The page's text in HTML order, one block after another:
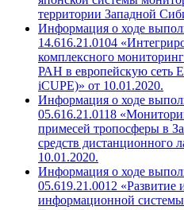
территории Западной
Информация о ходе
14.616.21.0104
комплексного
РАН в европейскую сеть
iCUPE)» от 10.01.2020.
Информация о ходе
05.616.21.0118
примесей тропосферы в
средств дистанционного
10.01.2020.
Информация о ходе
05.619.21.0012 «Развитие
информационной